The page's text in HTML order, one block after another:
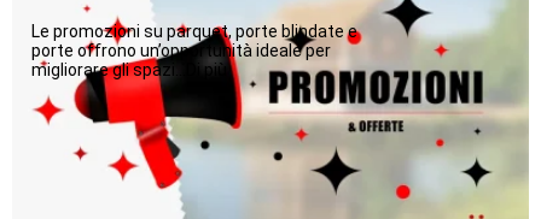
Le promozioni su parquet, porte blindate e
porte offrono un’opportunità ideale per
migliorare gli spazi...Di più